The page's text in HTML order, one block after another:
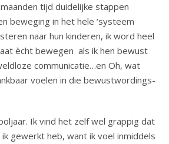
tijd duidelijke stappen
beweging in het hele ‘systeem
naar hun kinderen, ik word heel
ècht bewegen als ik hen bewust
communicatie…en Oh, wat
voelen in die bewustwordings-
Ik vind het zelf wel grappig dat
gewerkt heb, want ik voel inmiddels